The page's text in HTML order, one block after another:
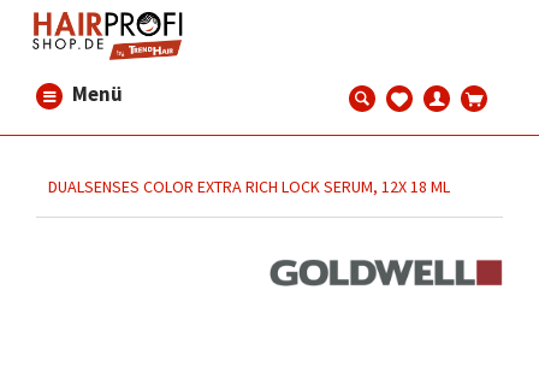
Menü
DUALSENSES COLOR EXTRA RICH LOCK SERUM, 12X 18 ML